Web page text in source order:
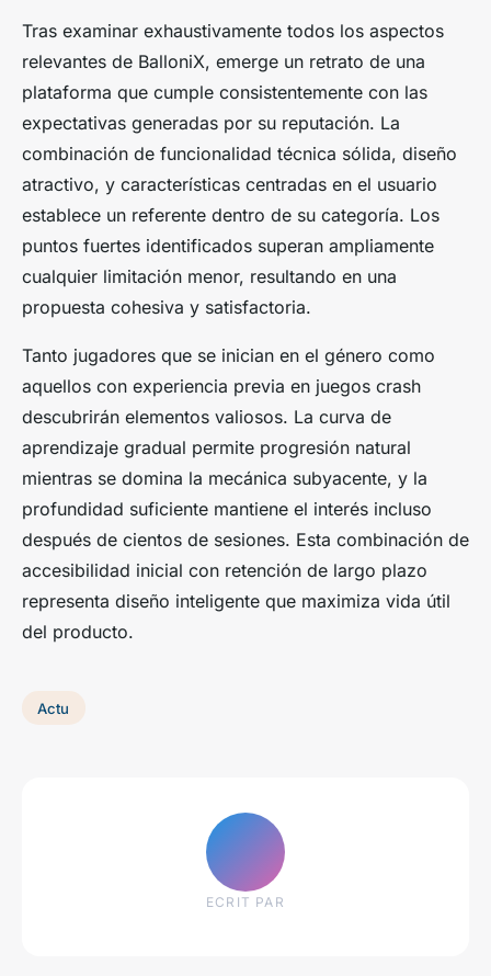
Tras examinar exhaustivamente todos los aspectos
relevantes de BalloniX, emerge un retrato de una
plataforma que cumple consistentemente con las
expectativas generadas por su reputación. La
combinación de funcionalidad técnica sólida, diseño
atractivo, y características centradas en el usuario
establece un referente dentro de su categoría. Los
puntos fuertes identificados superan ampliamente
cualquier limitación menor, resultando en una
propuesta cohesiva y satisfactoria.
Tanto jugadores que se inician en el género como
aquellos con experiencia previa en juegos crash
descubrirán elementos valiosos. La curva de
aprendizaje gradual permite progresión natural
mientras se domina la mecánica subyacente, y la
profundidad suficiente mantiene el interés incluso
después de cientos de sesiones. Esta combinación de
accesibilidad inicial con retención de largo plazo
representa diseño inteligente que maximiza vida útil
del producto.
Actu
ECRIT PAR